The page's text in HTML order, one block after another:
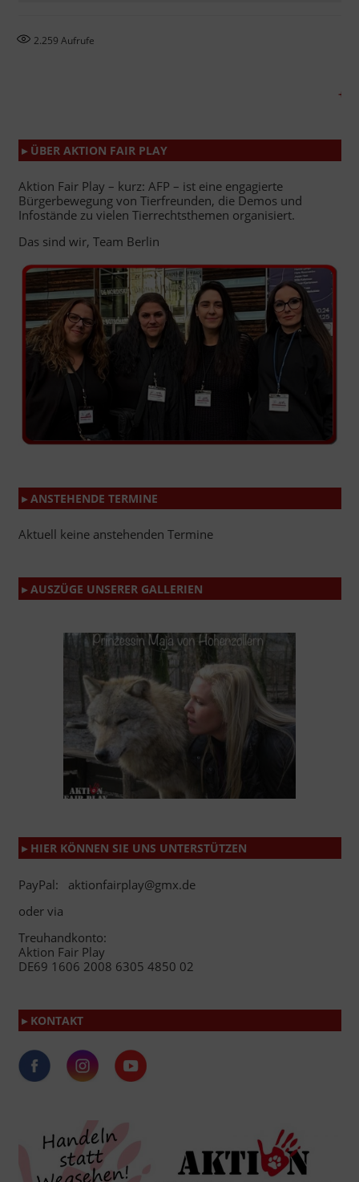
2.259 Aufrufe
+++
▸ ÜBER AKTION FAIR PLAY
Aktion Fair Play – kurz: AFP – ist eine engagierte
Bürgerbewegung von Tierfreunden, die Demos und
Infostände zu vielen Tierrechtsthemen organisiert.
Das sind wir, Team Berlin
▸ ANSTEHENDE TERMINE
Aktuell keine anstehenden Termine
▸ AUSZÜGE UNSERER GALLERIEN
▸ HIER KÖNNEN SIE UNS UNTERSTÜTZEN
PayPal: aktionfairplay@gmx.de
oder via
Treuhandkonto:
Aktion Fair Play
DE69 1606 2008 6305 4850 02
▸ KONTAKT